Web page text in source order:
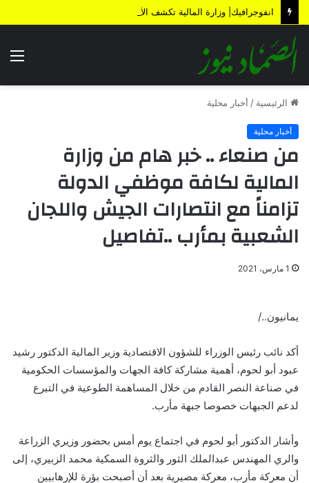
الرئيسية / أخبار محلية
أخبار محلية
من صنعاء .. خبر هام من وزارة
المالية لكافة موظفي الدولة
تزامناً مع انتصارات الجيش واللجان
الشعبية بمأرب ..تفاصيل
1 مارس، 2021
يمانيون../
أكد نائب رئيس الوزراء للشؤون الاقتصادية وزير المالية الدكتور رشيد
عبود أبو لحوم، أهمية مشاركة كافة الجهات والمؤسسات الحكومية
في صناعة النصر القادم من خلال المساهمة الطوعية في التبرع
لدعم الجبهات خصوصا جبهة مأرب.
وأشار الدكتور أبو لحوم في اجتماع يوم أمس بحضور وزيري الزراعة
والري المهندس عبدالملك الثور والثروة السمكية محمد الزبيري، إلى
أن معركة مأرب، معركة مصيرية بعد أن أصبحت بؤرة للإرهابيين